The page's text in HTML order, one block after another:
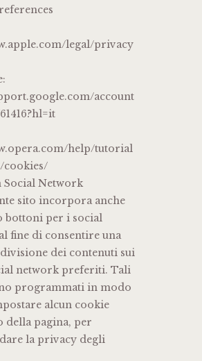
legal/privacy
account
help/tutorial
cookies/
Social Network
sito incorpora anche
bottoni per i social
fine di consentire una
dei contenuti sui
network preferiti. Tali
programmati in modo
alcun cookie
della pagina, per
la privacy degli